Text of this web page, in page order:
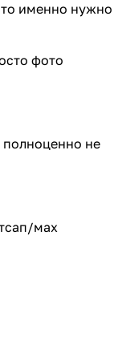
именно нужно
фото
полноценно не
мах